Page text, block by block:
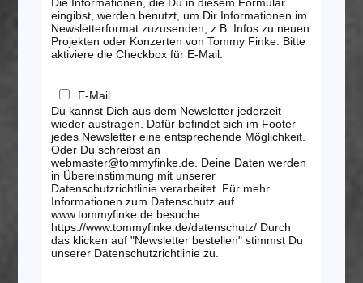
Die Informationen, die Du in diesem Formular
eingibst, werden benutzt, um Dir Informationen im
Newsletterformat zuzusenden, z.B. Infos zu neuen
Projekten oder Konzerten von Tommy Finke. Bitte
aktiviere die Checkbox für E-Mail:
E-Mail
Du kannst Dich aus dem Newsletter jederzeit
wieder austragen. Dafür befindet sich im Footer
jedes Newsletter eine entsprechende Möglichkeit.
Oder Du schreibst an
webmaster@tommyfinke.de. Deine Daten werden
in Übereinstimmung mit unserer
Datenschutzrichtlinie verarbeitet. Für mehr
Informationen zum Datenschutz auf
www.tommyfinke.de besuche
https://www.tommyfinke.de/datenschutz/ Durch
das klicken auf "Newsletter bestellen" stimmst Du
unserer Datenschutzrichtlinie zu.